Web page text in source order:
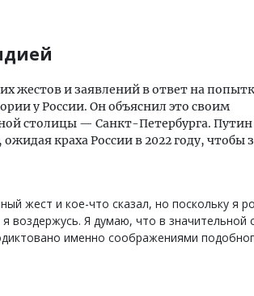
жестов и заявлений в ответ на
у России. Он объяснил это своим
столицы — Санкт-Петербурга.
краха России в 2022 году, чтобы
жест и кое-что сказал, но поскольку я
воздержусь. Я думаю, что в значительной
именно соображениями